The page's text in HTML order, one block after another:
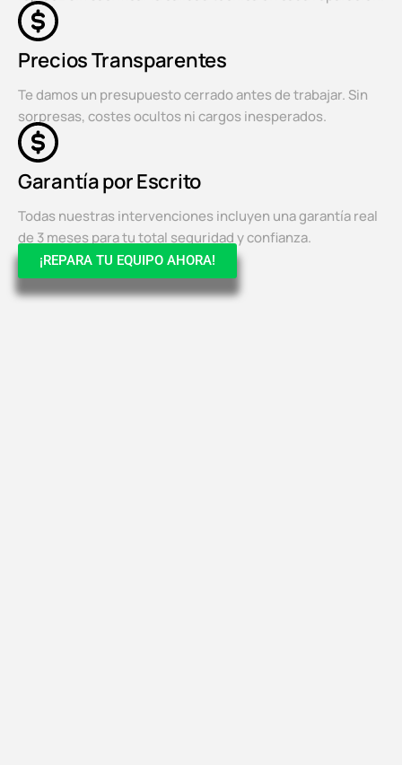
Precios Transparentes
Te damos un presupuesto cerrado antes de trabajar. Sin
sorpresas, costes ocultos ni cargos inesperados.
Garantía por Escrito
Todas nuestras intervenciones incluyen una garantía real
de 3 meses para tu total seguridad y confianza.
¡REPARA TU EQUIPO AHORA!